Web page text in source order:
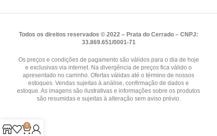
Todos os direitos reservados © 2022 – Prata do Cerrado – CNPJ:
33.869.651/0001-71
Os preços e condições de pagamento são válidos para o dia de hoje
e exclusivas via internet. Na divergência de preços fica válido o
apresentado no carrinho. Ofertas válidas até o término de nossos
estoques. Vendas sujeitas à análise, confirmação de dados e
estoque. As imagens são ilustrativas e informações sobre os produtos
são resumidas e sujeitas à alteração sem aviso prévio.
0